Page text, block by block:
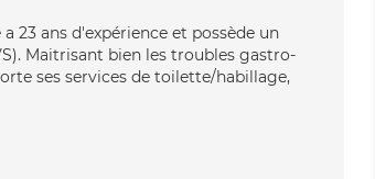
23 ans d'expérience et possède un
Maitrisant bien les troubles gastro-
ses services de toilette/habillage,